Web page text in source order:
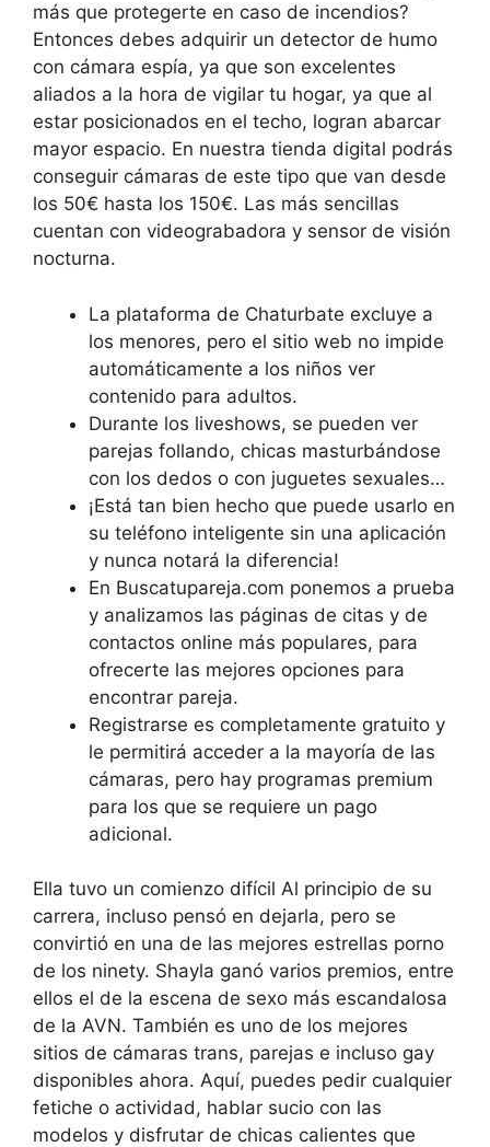
más que protegerte en caso de incendios?
Entonces debes adquirir un detector de humo
con cámara espía, ya que son excelentes
aliados a la hora de vigilar tu hogar, ya que al
estar posicionados en el techo, logran abarcar
mayor espacio. En nuestra tienda digital podrás
conseguir cámaras de este tipo que van desde
los 50€ hasta los 150€. Las más sencillas
cuentan con videograbadora y sensor de visión
nocturna.
La plataforma de Chaturbate excluye a
los menores, pero el sitio web no impide
automáticamente a los niños ver
contenido para adultos.
Durante los liveshows, se pueden ver
parejas follando, chicas masturbándose
con los dedos o con juguetes sexuales…
¡Está tan bien hecho que puede usarlo en
su teléfono inteligente sin una aplicación
y nunca notará la diferencia!
En Buscatupareja.com ponemos a prueba
y analizamos las páginas de citas y de
contactos online más populares, para
ofrecerte las mejores opciones para
encontrar pareja.
Registrarse es completamente gratuito y
le permitirá acceder a la mayoría de las
cámaras, pero hay programas premium
para los que se requiere un pago
adicional.
Ella tuvo un comienzo difícil Al principio de su
carrera, incluso pensó en dejarla, pero se
convirtió en una de las mejores estrellas porno
de los ninety. Shayla ganó varios premios, entre
ellos el de la escena de sexo más escandalosa
de la AVN. También es uno de los mejores
sitios de cámaras trans, parejas e incluso gay
disponibles ahora. Aquí, puedes pedir cualquier
fetiche o actividad, hablar sucio con las
modelos y disfrutar de chicas calientes que